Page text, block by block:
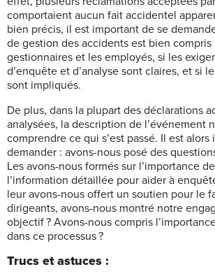
comportaient aucun fait accidentel
bien précis, il est important de se
de gestion des accidents est bien compris
gestionnaires et les employés, si les
d’enquête et d’analyse sont claires, et si
sont impliqués.
De plus, dans la plupart des déclarations
analysées, la description de l’événement
comprendre ce qui s’est passé. Il est
demander : avons-nous posé des
Les avons-nous formés sur l’importance
l’information détaillée pour aider à
leur avons-nous offert un soutien pour le
dirigeants, avons-nous montré notre
objectif ? Avons-nous compris
dans ce processus ?
Trucs et astuces :